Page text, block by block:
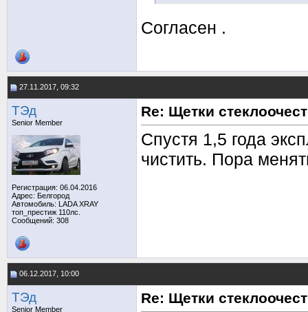
Согласен .
27.11.2017, 09:32
TЭд
Senior Member
Регистрация: 06.04.2016
Адрес: Белгород
Автомобиль: LADA XRAY
топ_престиж 110лс.
Сообщений: 308
Re: Щетки
Спустя 1,5 года
чистить. Пора
06.12.2017, 10:00
TЭд
Senior Member
Re: Щетки